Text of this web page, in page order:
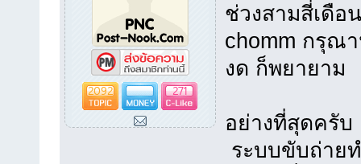
2092 271
ช่วงสามสี่เดื
chomm กรุณ
งด ก็พยายาม
อย่างที่สุดครั
ระบบขับถ่าย